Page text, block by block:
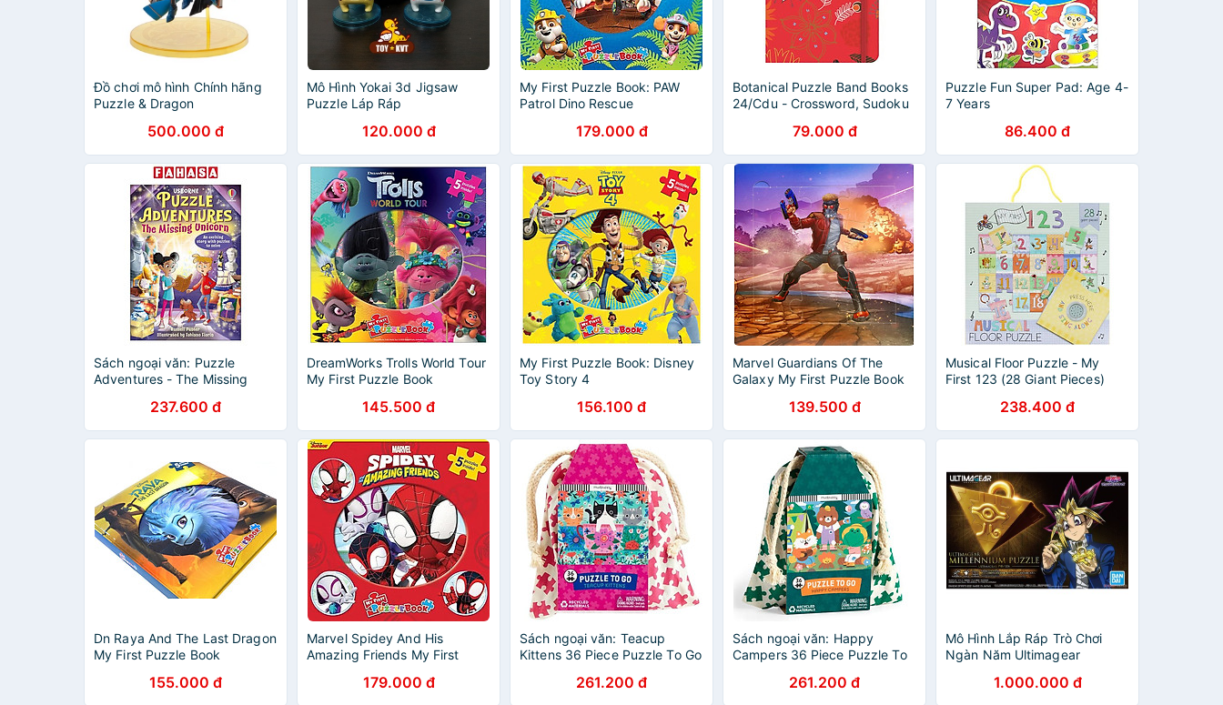
Đồ chơi mô hình Chính hãng
Puzzle & Dragon
500.000 đ
Mô Hình Yokai 3d Jigsaw
Puzzle Láp Ráp
120.000 đ
My First Puzzle Book: PAW
Patrol Dino Rescue
179.000 đ
Botanical Puzzle Band Books
24/Cdu - Crossword, Sudoku
79.000 đ
Puzzle Fun Super Pad: Age 4-
7 Years
86.400 đ
Sách ngoại văn: Puzzle
Adventures - The Missing
237.600 đ
DreamWorks Trolls World Tour
My First Puzzle Book
145.500 đ
My First Puzzle Book: Disney
Toy Story 4
156.100 đ
Marvel Guardians Of The
Galaxy My First Puzzle Book
139.500 đ
Musical Floor Puzzle - My
First 123 (28 Giant Pieces)
238.400 đ
Dn Raya And The Last Dragon
My First Puzzle Book
155.000 đ
Marvel Spidey And His
Amazing Friends My First
179.000 đ
Sách ngoại văn: Teacup
Kittens 36 Piece Puzzle To Go
261.200 đ
Sách ngoại văn: Happy
Campers 36 Piece Puzzle To
261.200 đ
Mô Hình Lắp Ráp Trò Chơi
Ngàn Năm Ultimagear
1.000.000 đ